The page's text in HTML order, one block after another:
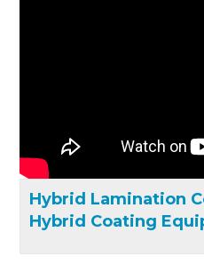
Hybrid Lamination
Hybrid Coating